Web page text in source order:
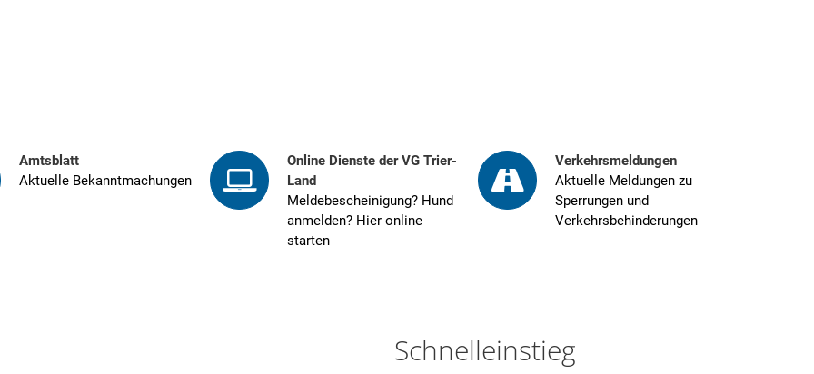
Amtsblatt
Aktuelle Bekanntmachungen
Online Dienste der VG Trier-
Land
Meldebescheinigung? Hund
anmelden? Hier online
starten
Verkehrsmeldungen
Aktuelle Meldungen zu
Sperrungen und
Verkehrsbehinderungen
Schnelleinstieg